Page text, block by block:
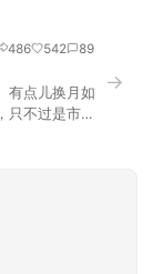
486 542 89
有点儿换月如
只不过是市场
点，交易额
→